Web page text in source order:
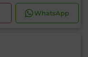
WhatsApp